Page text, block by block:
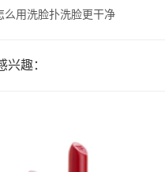
么用洗脸扑洗脸更干净
趣：
理肤泉k乳真的能祛痘吗 理